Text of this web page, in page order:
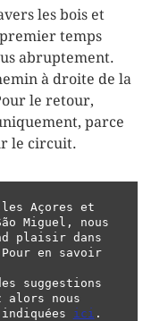
les bois et
temps
abruptement.
à droite de la
le retour,
parce
le circuit.
Açores et
Miguel, nous
plaisir dans
en savoir
suggestions
alors nous
ici .